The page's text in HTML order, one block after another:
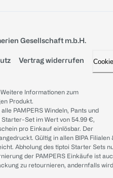
Gesellschaft m.b.H.
Vertrag widerrufen
Informationen zum
Produkt.
PAMPERS Windeln, Pants und
Set im Wert von 54.99 €,
pro Einkauf einlösbar. Der
Gültig in allen BIPA Filialen
Abholung des tiptoi Starter Sets
der PAMPERS Einkäufe ist
zu retournieren, andernfalls wird